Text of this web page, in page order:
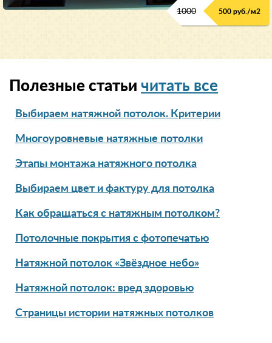
1000 500 руб./м2
Полезные статьи читать все
Выбираем натяжной потолок. Критерии
Многоуровневые натяжные потолки
Этапы монтажа натяжного потолка
Выбираем цвет и фактуру для потолка
Как обращаться с натяжным потолком?
Потолочные покрытия с фотопечатью
Натяжной потолок «Звёздное небо»
Натяжной потолок: вред здоровью
Страницы истории натяжных потолков